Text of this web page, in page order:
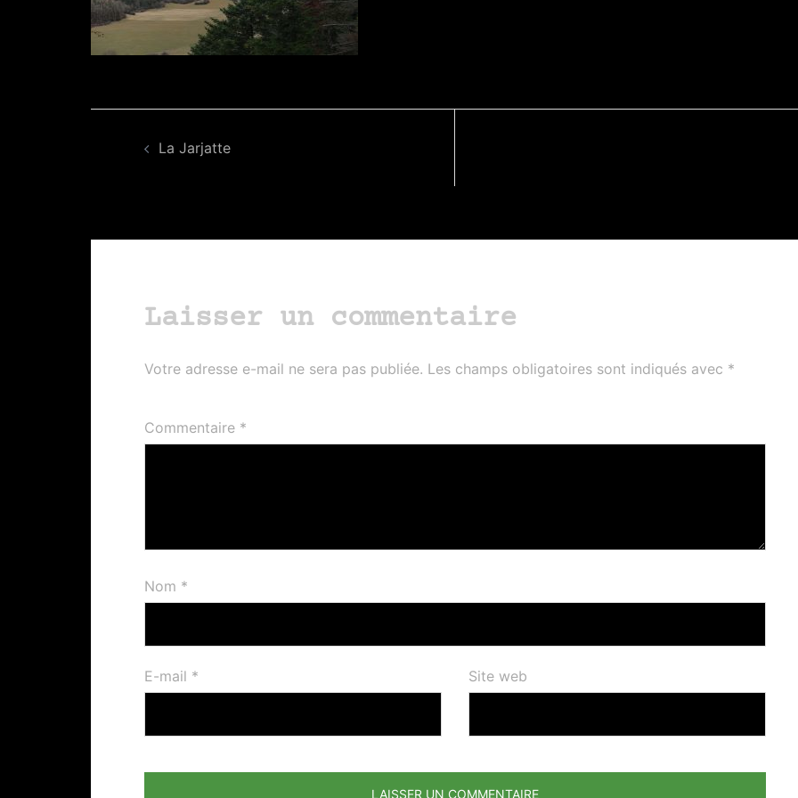
d’article
La Jarjatte
Laisser un commentaire
Votre adresse e-mail ne sera pas publiée. Les champs obligatoires sont indiqués avec *
Commentaire *
Nom *
E-mail * Site web